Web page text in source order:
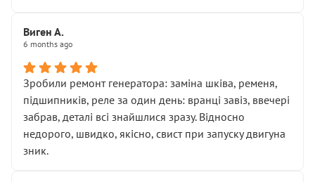
Виген А.
6 months ago
Зробили ремонт генератора: заміна шківа, ременя,
підшипників, реле за один день: вранці завіз, ввечері
забрав, деталі всі знайшлися зразу. Відносно
недорого, швидко, якісно, свист при запуску двигуна
зник.